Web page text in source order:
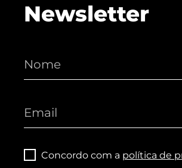
Newsletter
Concordo com a política de